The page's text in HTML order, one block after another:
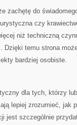
zachętę do
czy
niż techniczną
Dzięki temu strona
bardziej osobiste.
dla tych, którzy
lepiej zrozumieć, jak
jest szczególnie